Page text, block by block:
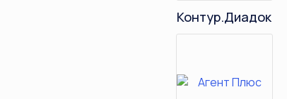
Контур.Диадок